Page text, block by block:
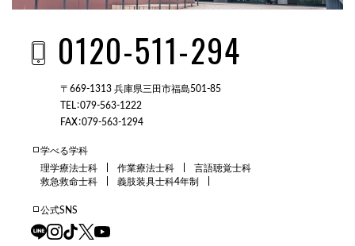
0120-511-294
〒669-1313 兵庫県三田市福島501-85
TEL：079-563-1222
FAX：079-563-1294
学べる学科
理学療法士科
作業療法士科
言語聴覚士科
救急救命士科
義肢装具士科4年制
公式SNS